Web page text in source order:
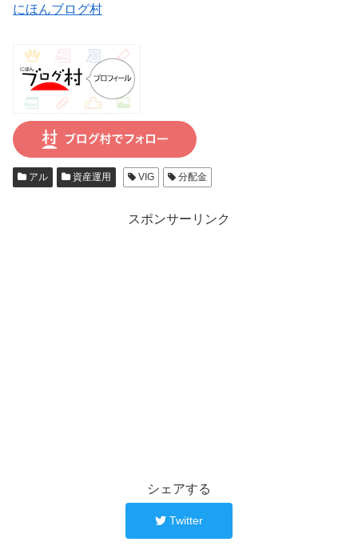
にほんブログ村
アル 資産運用 VIG 分配金
スポンサーリンク
シェアする
Twitter